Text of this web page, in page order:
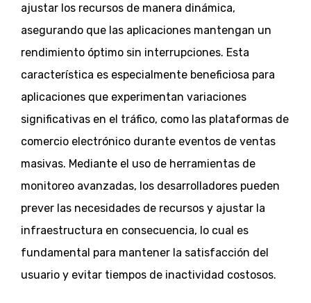
ajustar los recursos de manera dinámica,
asegurando que las aplicaciones mantengan un
rendimiento óptimo sin interrupciones. Esta
característica es especialmente beneficiosa para
aplicaciones que experimentan variaciones
significativas en el tráfico, como las plataformas de
comercio electrónico durante eventos de ventas
masivas. Mediante el uso de herramientas de
monitoreo avanzadas, los desarrolladores pueden
prever las necesidades de recursos y ajustar la
infraestructura en consecuencia, lo cual es
fundamental para mantener la satisfacción del
usuario y evitar tiempos de inactividad costosos.